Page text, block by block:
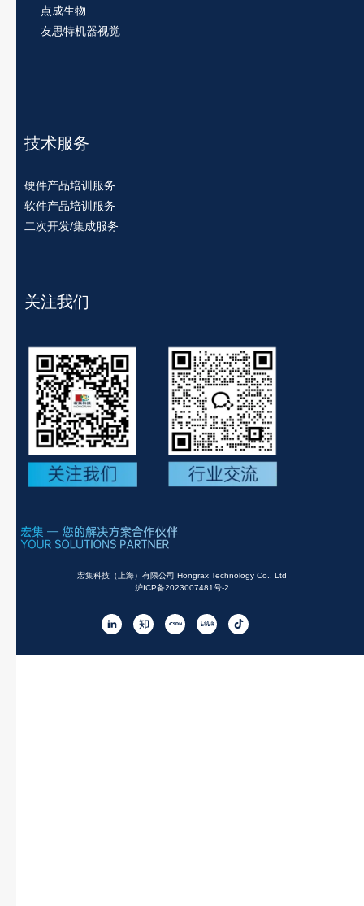
点成生物
友思特机器视觉
技术服务
硬件产品培训服务
软件产品培训服务
二次开发/集成服务
关注我们
宏集科技（上海）有限公司 Hongrax Technology Co., Ltd
沪ICP备2023007481号-2